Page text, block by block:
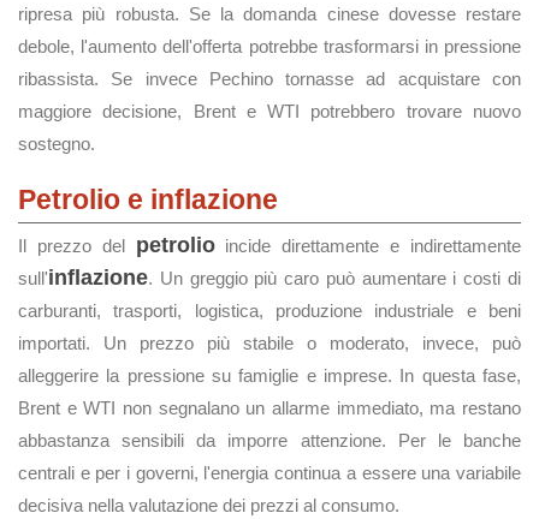
ripresa più robusta. Se la domanda cinese dovesse restare
debole, l'aumento dell'offerta potrebbe trasformarsi in pressione
ribassista. Se invece Pechino tornasse ad acquistare con
maggiore decisione, Brent e WTI potrebbero trovare nuovo
sostegno.
Petrolio e inflazione
Il prezzo del petrolioincide direttamente e indirettamente
sull'inflazione. Un greggio più caro può aumentare i costi di
carburanti, trasporti, logistica, produzione industriale e beni
importati. Un prezzo più stabile o moderato, invece, può
alleggerire la pressione su famiglie e imprese. In questa fase,
Brent e WTI non segnalano un allarme immediato, ma restano
abbastanza sensibili da imporre attenzione. Per le banche
centrali e per i governi, l'energia continua a essere una variabile
decisiva nella valutazione dei prezzi al consumo.